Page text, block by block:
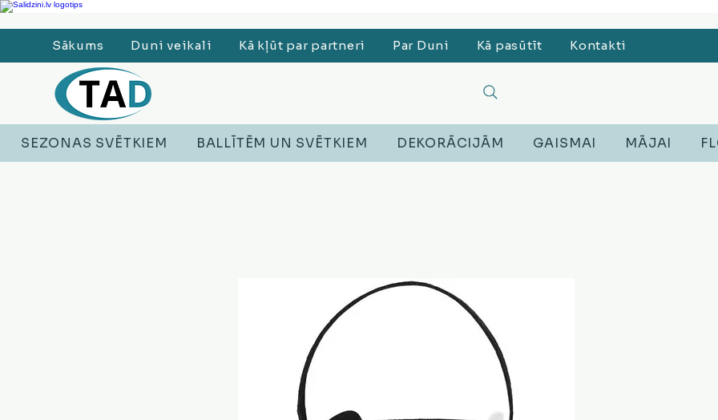
Ledusskapji, Sadzīves tehnika, Smaržas, Operatīvā atmiņa, Putekļu sūcēji, Lego, Austiņas
Sākums Duni veikali Kā kļūt par partneri Par Duni Kā pasūtīt Kontakti
SEZONAS SVĒTKIEM BALLĪTĒM UN SVĒTKIEM DEKORĀCIJĀM GAISMAI MĀJAI